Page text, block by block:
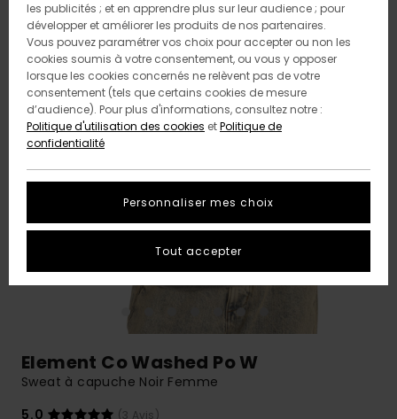
Element Co Washed Po W
Sweat à capuche Noir Femme
5.0
(3 Avis)
les publicités ; et en apprendre plus sur leur audience ; pour
développer et améliorer les produits de nos partenaires.
Vous pouvez paramétrer vos choix pour accepter ou non les
cookies soumis à votre consentement, ou vous y opposer
lorsque les cookies concernés ne relèvent pas de votre
consentement (tels que certains cookies de mesure
d’audience). Pour plus d'informations, consultez notre :
Politique d'utilisation des cookies etPolitique de
confidentialité
Personnaliser mes choix
Tout accepter